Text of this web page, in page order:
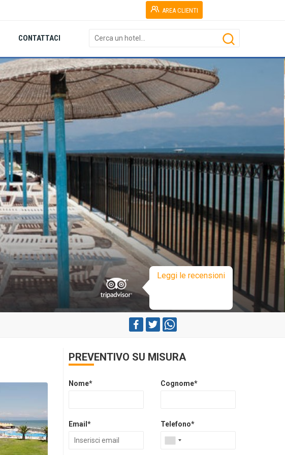
AREA CLIENTI
CONTATTACI
Leggi le recensioni
PREVENTIVO SU MISURA
Nome* Cognome*
Email* Telefono*